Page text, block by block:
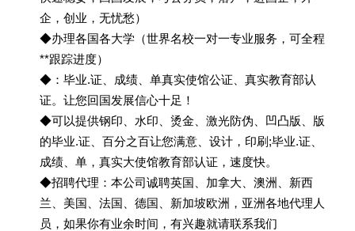
企，创业，无忧愁）
◆办理各国各大学（世界名校一对一专业服务，可全程
**跟踪进度）
◆：毕业.证、成绩、单真实使馆公证、真实教育部认
证。让您回国发展信心十足！
◆可以提供钢印、水印、烫金、激光防伪、凹凸版、版
的毕业.证、百分之百让您满意、设计，印刷;毕业.证、
成绩、单，真实大使馆教育部认证，速度快。
◆招聘代理：本公司诚聘英国、加拿大、澳洲、新西
兰、美国、法国、德国、新加坡欧洲，亚洲各地代理人
员，如果你有业余时间，有兴趣就请联系我们